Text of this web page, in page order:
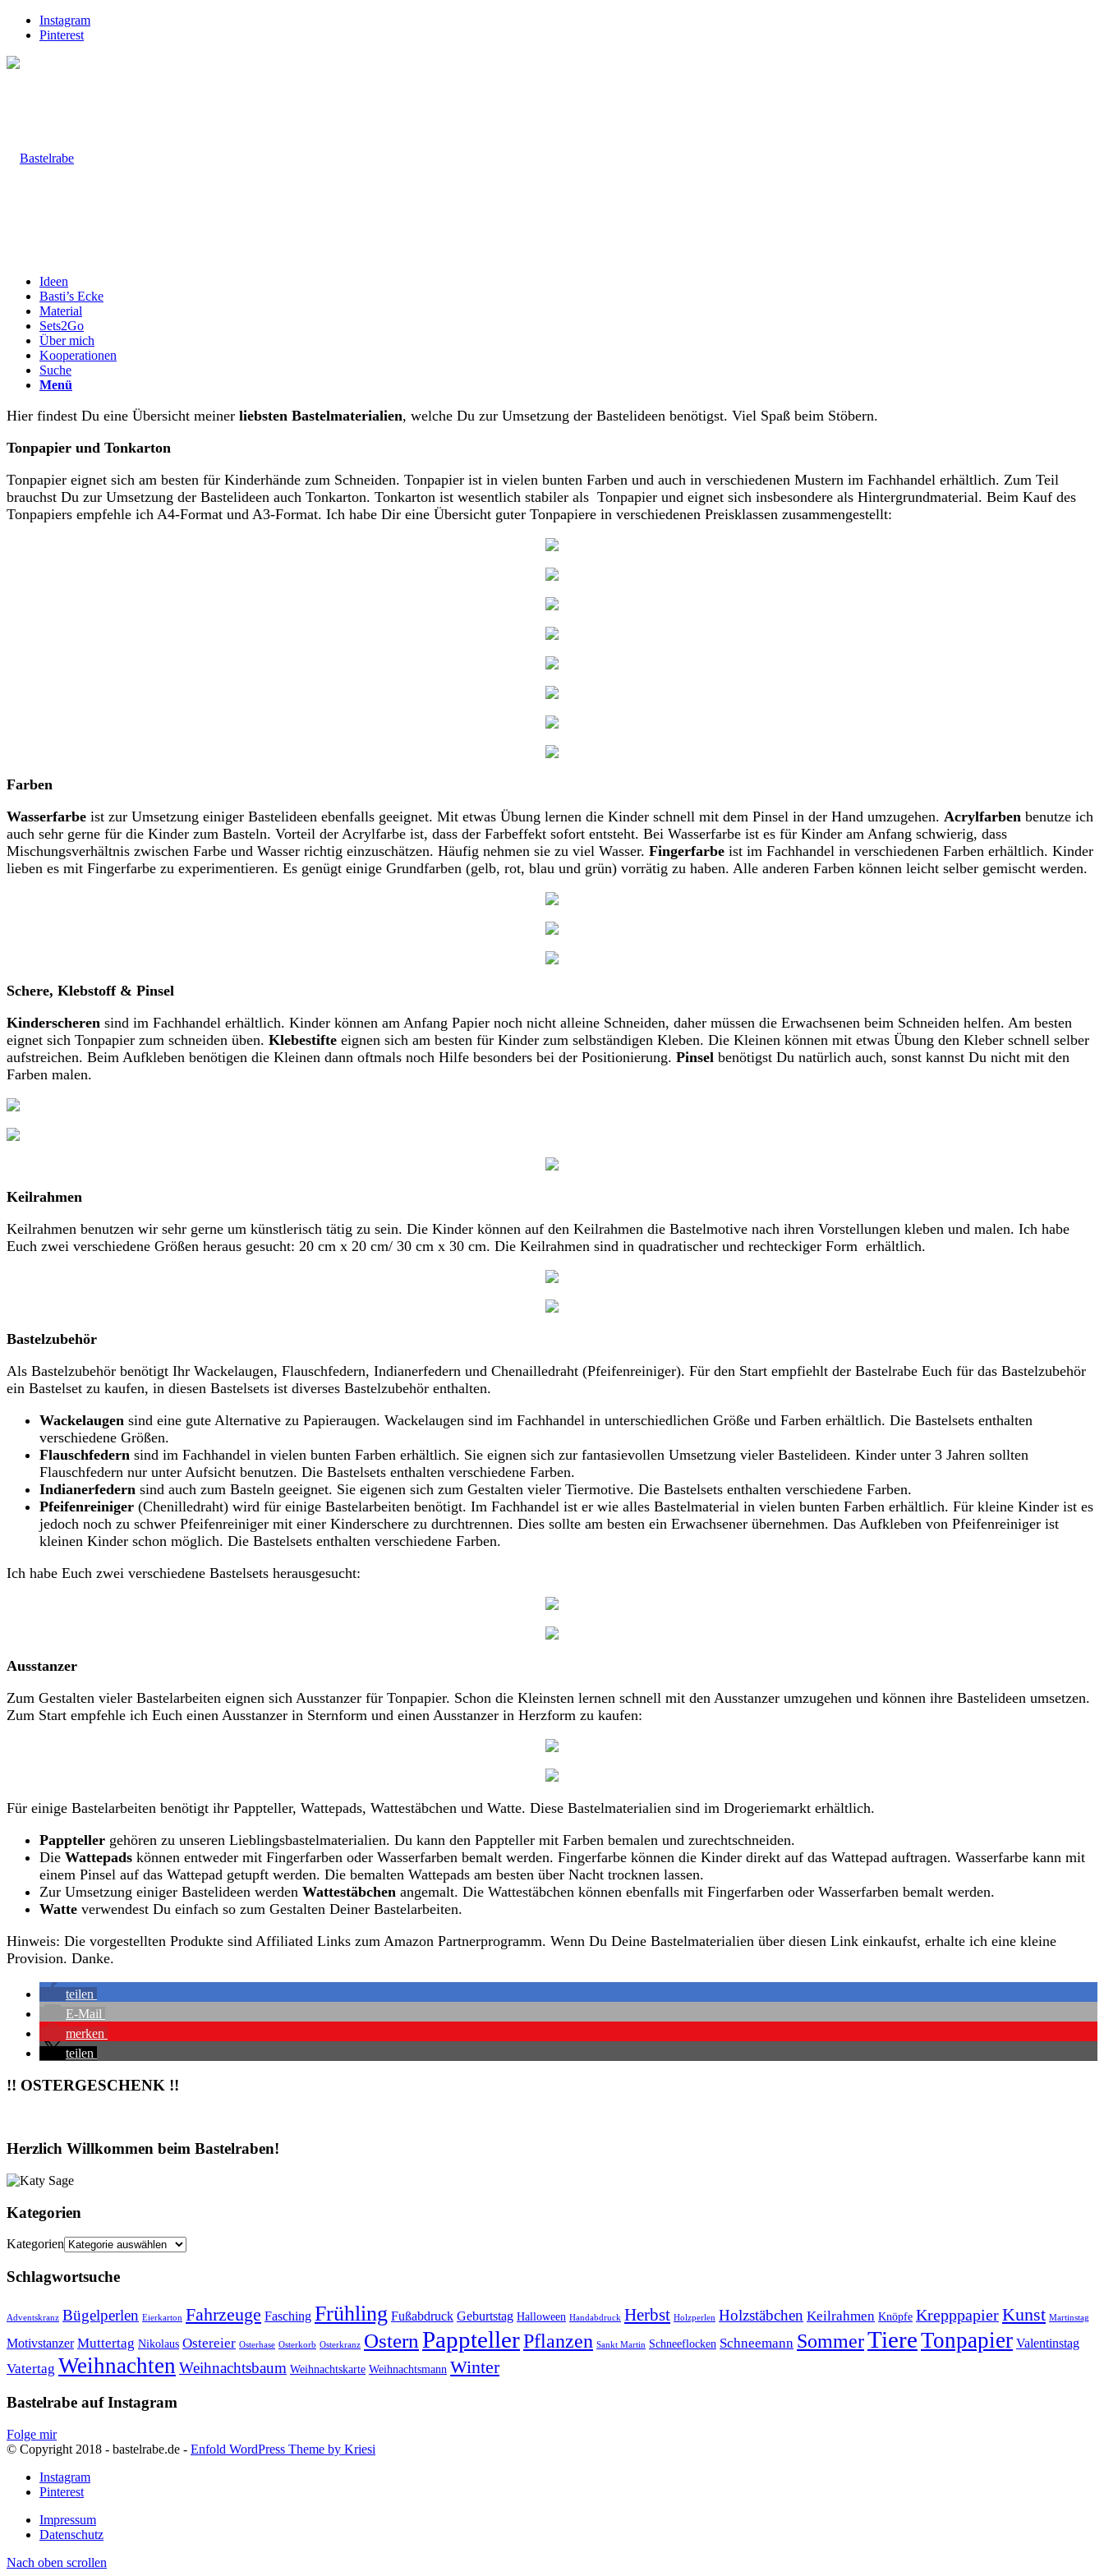
Instagram
Pinterest
Ideen
Basti’s Ecke
Material
Sets2Go
Über mich
Kooperationen
Suche
Menü
Hier findest Du eine Übersicht meiner liebsten Bastelmaterialien, welche Du zur Umsetzung der Bastelideen benötigst. Viel Spaß beim Stöbern.
Tonpapier und Tonkarton
Tonpapier eignet sich am besten für Kinderhände zum Schneiden. Tonpapier ist in vielen bunten Farben und auch in verschiedenen Mustern im Fachhandel erhältlich. Zum Teil
brauchst Du zur Umsetzung der Bastelideen auch Tonkarton. Tonkarton ist wesentlich stabiler als Tonpapier und eignet sich insbesondere als Hintergrundmaterial. Beim Kauf des
Tonpapiers empfehle ich A4-Format und A3-Format. Ich habe Dir eine Übersicht guter Tonpapiere in verschiedenen Preisklassen zusammengestellt:
Farben
Wasserfarbe ist zur Umsetzung einiger Bastelideen ebenfalls geeignet. Mit etwas Übung lernen die Kinder schnell mit dem Pinsel in der Hand umzugehen. Acrylfarben benutze ich
auch sehr gerne für die Kinder zum Basteln. Vorteil der Acrylfarbe ist, dass der Farbeffekt sofort entsteht. Bei Wasserfarbe ist es für Kinder am Anfang schwierig, dass
Mischungsverhältnis zwischen Farbe und Wasser richtig einzuschätzen. Häufig nehmen sie zu viel Wasser. Fingerfarbe ist im Fachhandel in verschiedenen Farben erhältlich. Kinder
lieben es mit Fingerfarbe zu experimentieren. Es genügt einige Grundfarben (gelb, rot, blau und grün) vorrätig zu haben. Alle anderen Farben können leicht selber gemischt werden.
Schere, Klebstoff & Pinsel
Kinderscheren sind im Fachhandel erhältlich. Kinder können am Anfang Papier noch nicht alleine Schneiden, daher müssen die Erwachsenen beim Schneiden helfen. Am besten
eignet sich Tonpapier zum schneiden üben. Klebestifte eignen sich am besten für Kinder zum selbständigen Kleben. Die Kleinen können mit etwas Übung den Kleber schnell selber
aufstreichen. Beim Aufkleben benötigen die Kleinen dann oftmals noch Hilfe besonders bei der Positionierung. Pinsel benötigst Du natürlich auch, sonst kannst Du nicht mit den
Farben malen.
Keilrahmen
Keilrahmen benutzen wir sehr gerne um künstlerisch tätig zu sein. Die Kinder können auf den Keilrahmen die Bastelmotive nach ihren Vorstellungen kleben und malen. Ich habe
Euch zwei verschiedene Größen heraus gesucht: 20 cm x 20 cm/ 30 cm x 30 cm. Die Keilrahmen sind in quadratischer und rechteckiger Form erhältlich.
Bastelzubehör
Als Bastelzubehör benötigt Ihr Wackelaugen, Flauschfedern, Indianerfedern und Chenailledraht (Pfeifenreiniger). Für den Start empfiehlt der Bastelrabe Euch für das Bastelzubehör
ein Bastelset zu kaufen, in diesen Bastelsets ist diverses Bastelzubehör enthalten.
Wackelaugen sind eine gute Alternative zu Papieraugen. Wackelaugen sind im Fachhandel in unterschiedlichen Größe und Farben erhältlich. Die Bastelsets enthalten
verschiedene Größen.
Flauschfedern sind im Fachhandel in vielen bunten Farben erhältlich. Sie eignen sich zur fantasievollen Umsetzung vieler Bastelideen. Kinder unter 3 Jahren sollten
Flauschfedern nur unter Aufsicht benutzen. Die Bastelsets enthalten verschiedene Farben.
Indianerfedern sind auch zum Basteln geeignet. Sie eigenen sich zum Gestalten vieler Tiermotive. Die Bastelsets enthalten verschiedene Farben.
Pfeifenreiniger (Chenilledraht) wird für einige Bastelarbeiten benötigt. Im Fachhandel ist er wie alles Bastelmaterial in vielen bunten Farben erhältlich. Für kleine Kinder ist es
jedoch noch zu schwer Pfeifenreiniger mit einer Kinderschere zu durchtrennen. Dies sollte am besten ein Erwachsener übernehmen. Das Aufkleben von Pfeifenreiniger ist
kleinen Kinder schon möglich. Die Bastelsets enthalten verschiedene Farben.
Ich habe Euch zwei verschiedene Bastelsets herausgesucht:
Ausstanzer
Zum Gestalten vieler Bastelarbeiten eignen sich Ausstanzer für Tonpapier. Schon die Kleinsten lernen schnell mit den Ausstanzer umzugehen und können ihre Bastelideen umsetzen.
Zum Start empfehle ich Euch einen Ausstanzer in Sternform und einen Ausstanzer in Herzform zu kaufen:
Für einige Bastelarbeiten benötigt ihr Pappteller, Wattepads, Wattestäbchen und Watte. Diese Bastelmaterialien sind im Drogeriemarkt erhältlich.
Pappteller gehören zu unseren Lieblingsbastelmaterialien. Du kann den Pappteller mit Farben bemalen und zurechtschneiden.
Die Wattepads können entweder mit Fingerfarben oder Wasserfarben bemalt werden. Fingerfarbe können die Kinder direkt auf das Wattepad auftragen. Wasserfarbe kann mit
einem Pinsel auf das Wattepad getupft werden. Die bemalten Wattepads am besten über Nacht trocknen lassen.
Zur Umsetzung einiger Bastelideen werden Wattestäbchen angemalt. Die Wattestäbchen können ebenfalls mit Fingerfarben oder Wasserfarben bemalt werden.
Watte verwendest Du einfach so zum Gestalten Deiner Bastelarbeiten.
Hinweis: Die vorgestellten Produkte sind Affiliated Links zum Amazon Partnerprogramm. Wenn Du Deine Bastelmaterialien über diesen Link einkaufst, erhalte ich eine kleine
Provision. Danke.
teilen
E-Mail
merken
teilen
!! OSTERGESCHENK !!
Herzlich Willkommen beim Bastelraben!
Kategorien
Kategorien
Schlagwortsuche
Adventskranz Bügelperlen Eierkarton Fahrzeuge Fasching Frühling Fußabdruck Geburtstag Halloween Handabdruck Herbst Holzperlen Holzstäbchen Keilrahmen Knöpfe KrepppapierKunst Martinstag
Motivstanzer Muttertag Nikolaus Ostereier Osterhase Osterkorb Osterkranz Ostern PapptellerPflanzen Sankt Martin Schneeflocken Schneemann SommerTiereTonpapier Valentinstag
Vatertag Weihnachten Weihnachtsbaum Weihnachtskarte Weihnachtsmann Winter
Bastelrabe auf Instagram
Folge mir
© Copyright 2018 - bastelrabe.de - Enfold WordPress Theme by Kriesi
Instagram
Pinterest
Impressum
Datenschutz
Nach oben scrollen